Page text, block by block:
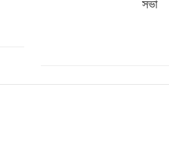
সভা